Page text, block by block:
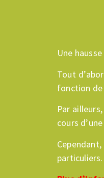
Une
Tout
fonction
Par
cours